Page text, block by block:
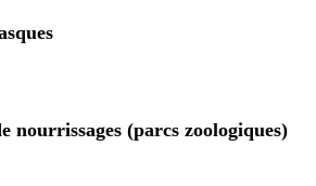
nourrissages (parcs zoologiques)